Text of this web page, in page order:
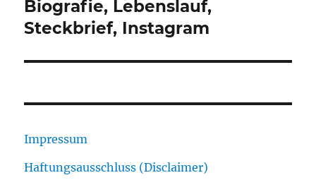
Beitrag:
Biografie, Lebenslauf,
Steckbrief, Instagram
Impressum
Haftungsausschluss (Disclaimer)